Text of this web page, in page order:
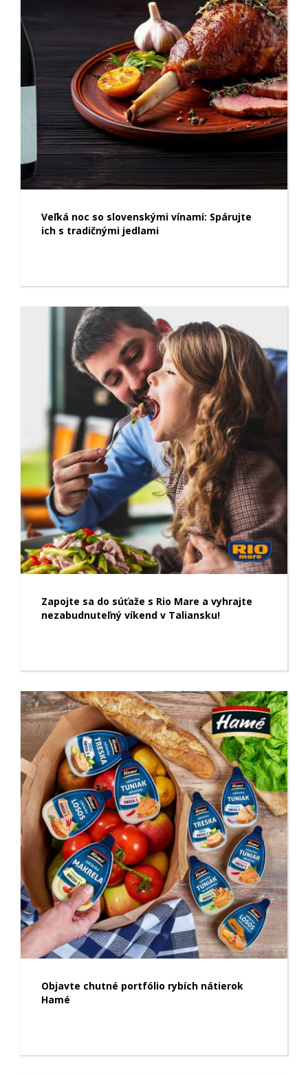
Veľká noc so slovenskými vínami: Spárujte
ich s tradičnými jedlami
Zapojte sa do súťaže s Rio Mare a vyhrajte
nezabudnuteľný víkend v Taliansku!
Objavte chutné portfólio rybích nátierok
Hamé